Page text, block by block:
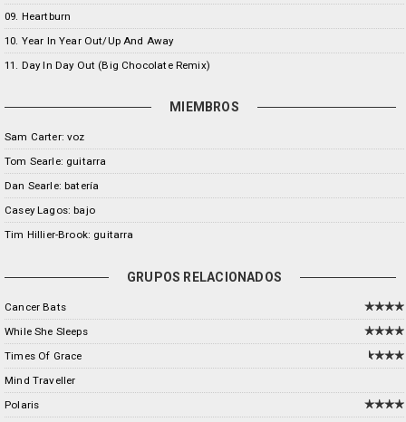
09. Heartburn
10. Year In Year Out/Up And Away
11. Day In Day Out (Big Chocolate Remix)
MIEMBROS
Sam Carter: voz
Tom Searle: guitarra
Dan Searle: batería
Casey Lagos: bajo
Tim Hillier-Brook: guitarra
GRUPOS RELACIONADOS
Cancer Bats
While She Sleeps
Times Of Grace
Mind Traveller
Polaris